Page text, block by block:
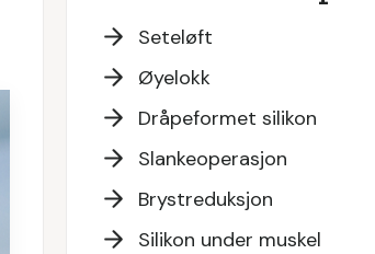
Seteløft
Øyelokk
Dråpeformet silikon
Slankeoperasjon
Brystreduksjon
Silikon under muskel